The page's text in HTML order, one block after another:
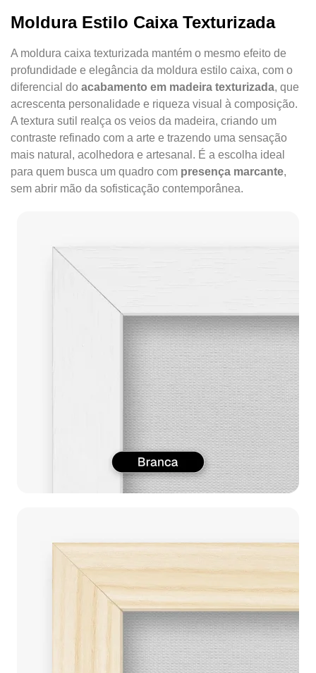
Moldura Estilo Caixa Texturizada
A moldura caixa texturizada mantém o mesmo efeito de
profundidade e elegância da moldura estilo caixa, com o
diferencial do acabamento em madeira texturizada, que
acrescenta personalidade e riqueza visual à composição.
A textura sutil realça os veios da madeira, criando um
contraste refinado com a arte e trazendo uma sensação
mais natural, acolhedora e artesanal. É a escolha ideal
para quem busca um quadro com presença marcante,
sem abrir mão da sofisticação contemporânea.